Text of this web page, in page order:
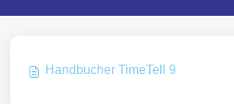
Handbucher TimeTell 9